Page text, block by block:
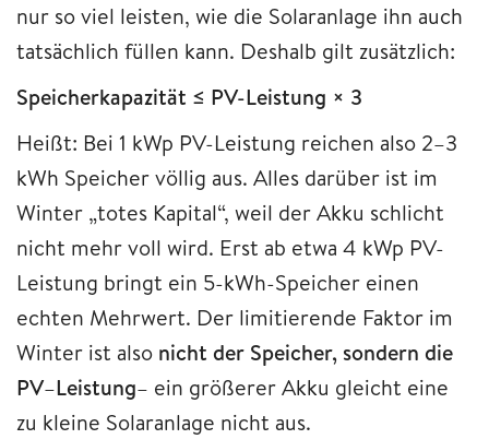
nur so viel leisten, wie die Solaranlage ihn auch
tatsächlich füllen kann. Deshalb gilt zusätzlich:
Speicherkapazität ≤ PV-Leistung × 3
Heißt: Bei 1 kWp PV-Leistung reichen also 2–3
kWh Speicher völlig aus. Alles darüber ist im
Winter „totes Kapital“, weil der Akku schlicht
nicht mehr voll wird. Erst ab etwa 4 kWp PV-
Leistung bringt ein 5-kWh-Speicher einen
echten Mehrwert. Der limitierende Faktor im
Winter ist also nicht der Speicher, sondern die
PV–Leistung– ein größerer Akku gleicht eine
zu kleine Solaranlage nicht aus.